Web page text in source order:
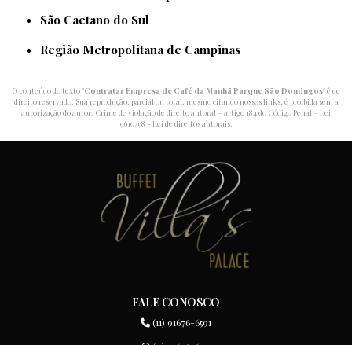
São Caetano do Sul
Região Metropolitana de Campinas
O conteúdo do texto "Contratar Empresa de Café da Manhã Parque São Domingos" é de
direito reservado. Sua reprodução, parcial ou total, mesmo citando nossos links, é proibida sem a
autorização do autor. Crime de violação de direito autoral – artigo 184 do Código Penal – Lei
9610/98 - Lei de direitos autorais.
FALE CONOSCO
(11) 91676-6591